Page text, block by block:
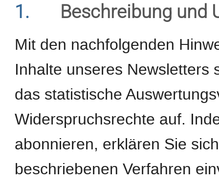
1. Beschreibung und
Mit den nachfolgenden
Inhalte unseres Newsletters
das statistische
Widerspruchsrechte auf.
abonnieren, erklären Sie
beschriebenen Verfahren